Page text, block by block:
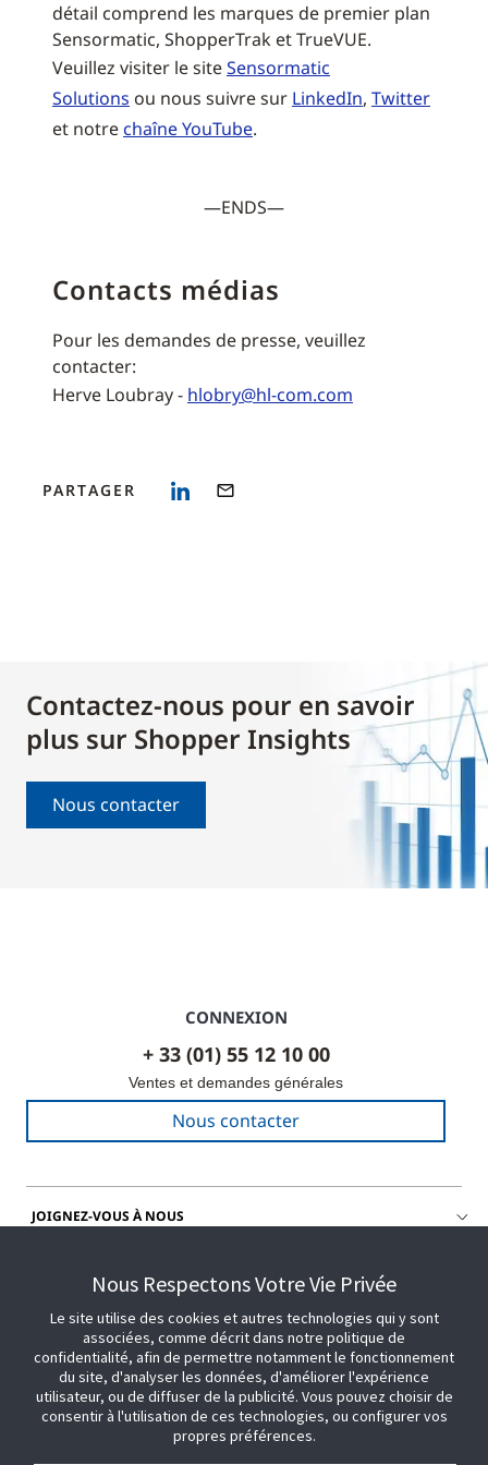
détail comprend les marques de premier plan
Sensormatic, ShopperTrak et TrueVUE.
Veuillez visiter le siteSensormatic
Solutions ou nous suivre sur LinkedIn, Twitter
et notre chaîne YouTube.
—ENDS—
Contacts médias
Pour les demandes de presse, veuillez
contacter:
Herve Loubray - hlobry@hl-com.com
PARTAGER
Contactez-nous pour en savoir
plus sur Shopper Insights
Nous contacter
CONNEXION
+ 33 (01) 55 12 10 00
Ventes et demandes générales
Nous contacter
JOIGNEZ-VOUS À NOUS
OBTENIR DE L'AIDE
Nous Respectons Votre Vie Privée
Le site utilise des cookies et autres technologies qui y sont
associées, comme décrit dans notre politique de
confidentialité, afin de permettre notamment le fonctionnement
du site, d'analyser les données, d'améliorer l'expérience
utilisateur, ou de diffuser de la publicité. Vous pouvez choisir de
consentir à l'utilisation de ces technologies, ou configurer vos
propres préférences.